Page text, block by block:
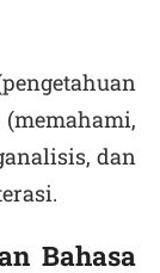
dan
Bahasa